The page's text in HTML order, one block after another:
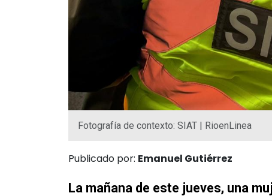
Fotografía de contexto: SIAT | RioenLinea
Publicado por: Emanuel Gutiérrez
La mañana de este jueves, una